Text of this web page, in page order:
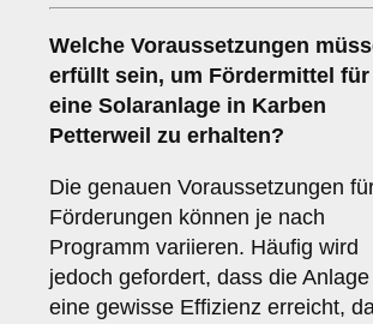
Welche Voraussetzungen
erfüllt sein, um Fördermittel für
eine Solaranlage in Karben
Petterweil zu erhalten?
Die genauen Voraussetzungen
Förderungen können je nach
Programm variieren. Häufig wird
jedoch gefordert, dass die Anlage
eine gewisse Effizienz erreicht,